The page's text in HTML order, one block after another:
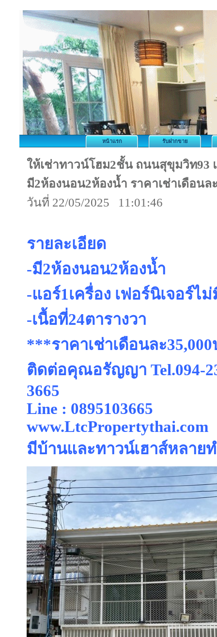
หน้าแรก รับฝากขาย
ให้เช่าทาวน์โฮม2ชั้น ถนนสุขุมวิท93
มี2ห้องนอน2ห้องน้ำ ราคาเช่าเดือนล
วันที่ 22/05/2025 11:01:46
รายละเอียด
-มี2ห้องนอน2ห้องน้ำ
-แอร์1เครื่อง เฟอร์นิเจอร์ไ
-เนื้อที่24ตารางวา
***ราคาเช่าเดือนละ
ติดต่อคุณอรัญญา Tel.094-
3665
Line : 0895103665
www.LtcPropertythai.com
มีบ้านและทาวน์เฮาส์หลายท